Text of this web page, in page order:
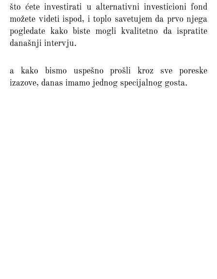
što ćete investirati u alternativni investicioni fond
možete videti ispod, i toplo savetujem da prvo njega
pogledate kako biste mogli kvalitetno da ispratite
današnji intervju.
a kako bismo uspešno prošli kroz sve poreske
izazove, danas imamo jednog specijalnog gosta.